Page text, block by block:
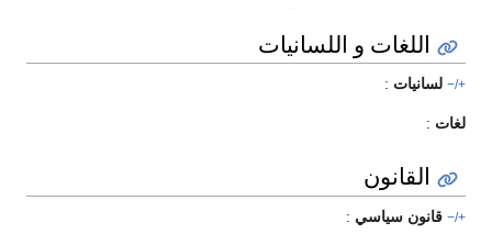
اللغات و اللسانيات
+/− لسانيات :
لغات :
القانون
+/− قانون سياسي :